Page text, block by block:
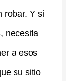
robar. Y si
necesita
a esos
su sitio